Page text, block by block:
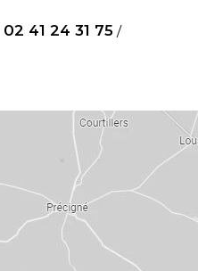
02 41 24 31 75 /